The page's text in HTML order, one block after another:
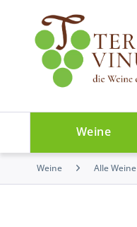
Weine
Weine Alle Weine